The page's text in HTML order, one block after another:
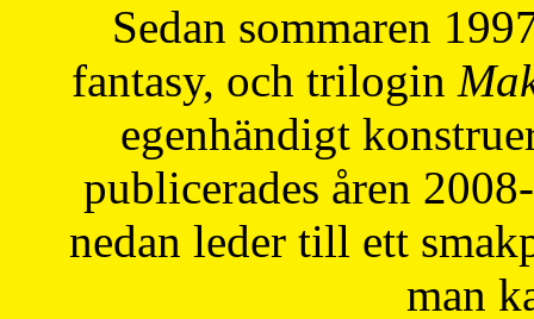
Sedan sommaren
fantasy, och trilogin
egenhändigt
publicerades åren
nedan leder till ett
man